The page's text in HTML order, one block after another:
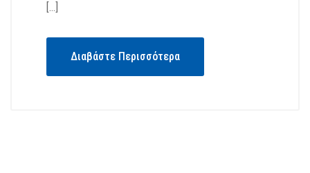
[…]
Διαβάστε Περισσότερα